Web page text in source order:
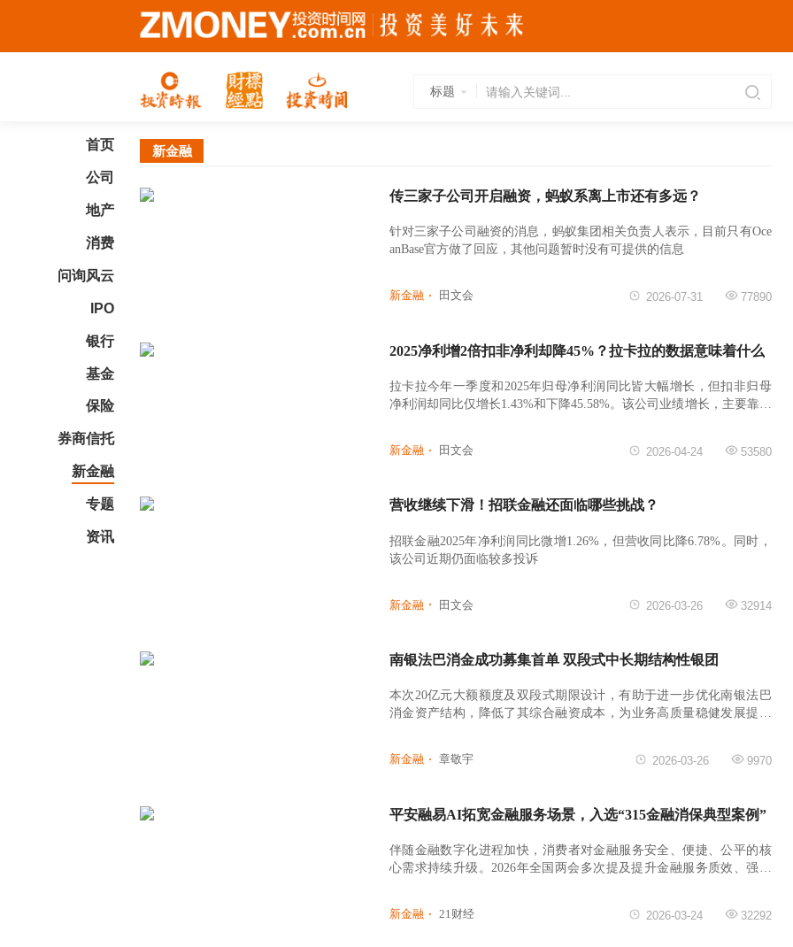
标题
首页
公司
地产
消费
问询风云
IPO
银行
基金
保险
券商信托
新金融
专题
资讯
新金融
传三家子公司开启融资，蚂蚁系离上市还有多远？
针对三家子公司融资的消息，蚂蚁集团相关负责人表示，目前只有Oce
anBase官方做了回应，其他问题暂时没有可提供的信息
新金融 田文会 77890
2026-07-31
2025净利增2倍扣非净利却降45%？拉卡拉的数据意味着什么
拉卡拉今年一季度和2025年归母净利润同比皆大幅增长，但扣非归母
净利润却同比仅增长1.43%和下降45.58%。该公司业绩增长，主要靠投
新金融 田文会 53580
2026-04-24
营收继续下滑！招联金融还面临哪些挑战？
招联金融2025年净利润同比微增1.26%，但营收同比降6.78%。同时，
该公司近期仍面临较多投诉
新金融 田文会 32914
2026-03-26
南银法巴消金成功募集首单 双段式中长期结构性银团
本次20亿元大额额度及双段式期限设计，有助于进一步优化南银法巴
消金资产结构，降低了其综合融资成本，为业务高质量稳健发展提供
新金融 章敬宇 9970
2026-03-26
平安融易AI拓宽金融服务场景，入选“315金融消保典型案例”
伴随金融数字化进程加快，消费者对金融服务安全、便捷、公平的核
心需求持续升级。2026年全国两会多次提及提升金融服务质效、强化
新金融
21财经 32292
2026-03-24